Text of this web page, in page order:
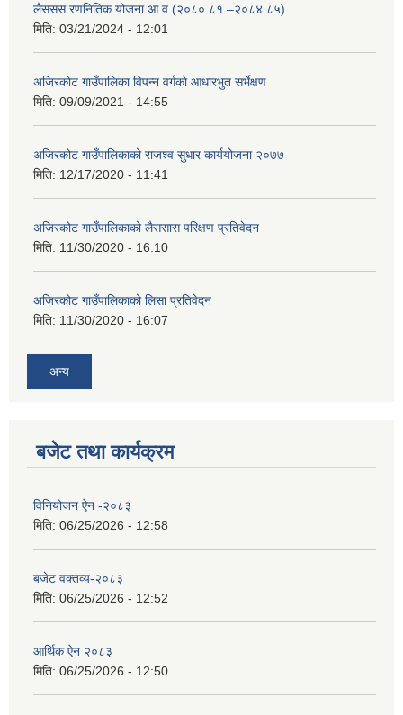
लैससस रणनितिक योजना आ.व (२०८०.८१ –२०८४.८५)
मिति: 03/21/2024 - 12:01
अजिरकाेट गाउँपालिका विपन्न वर्गकाे आधारभुत सर्भेक्षण
मिति: 09/09/2021 - 14:55
अजिरकोट गाउँपालिकाको राजश्व सुधार कार्ययोजना २०७७
मिति: 12/17/2020 - 11:41
अजिरकोट गाउँपालिकाको लैससास परिक्षण प्रतिवेदन
मिति: 11/30/2020 - 16:10
अजिरकोट गाउँपालिकाको लिसा प्रतिवेदन
मिति: 11/30/2020 - 16:07
अन्य
बजेट तथा कार्यक्रम
विनियोजन ऐन -२०८३
मिति: 06/25/2026 - 12:58
बजेट वक्तव्य-२०८३
मिति: 06/25/2026 - 12:52
आर्थिक ऐन २०८३
मिति: 06/25/2026 - 12:50